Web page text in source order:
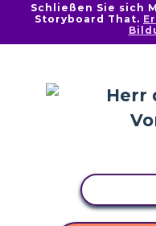
Schließen Sie sich
Storyboard That.